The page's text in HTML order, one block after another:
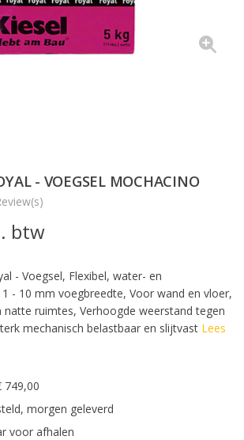
- VOEGSEL MOCHACINO
btw
- Voegsel, Flexibel, water- en
- 10 mm voegbreedte, Voor wand en vloer,
natte ruimtes, Verhoogde weerstand tegen
mechanisch belastbaar en slijtvast Lees
749,00
morgen geleverd
voor afhalen